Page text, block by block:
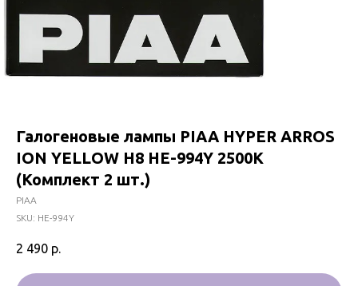
Галогеновые лампы PIAA HYPER ARROS
ION YELLOW H8 HE-994Y 2500K
(Комплект 2 шт.)
PIAA
SKU: HE-994Y
2 490 р.